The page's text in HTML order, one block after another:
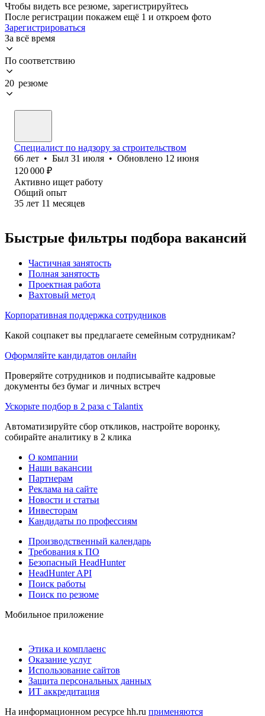
Чтобы видеть все резюме, зарегистрируйтесь
После регистрации покажем ещё 1 и откроем фото
Зарегистрироваться
За всё время
По соответствию
20 резюме
Специалист по надзору за строительством
66 лет • Был 31 июля • Обновлено 12 июня
120 000 ₽
Активно ищет работу
Общий опыт
35 лет 11 месяцев
Быстрые фильтры подбора вакансий
Частичная занятость
Полная занятость
Проектная работа
Вахтовый метод
Корпоративная поддержка сотрудников
Какой соцпакет вы предлагаете семейным сотрудникам?
Оформляйте кандидатов онлайн
Проверяйте сотрудников и подписывайте кадровые
документы без бумаг и личных встреч
Ускорьте подбор в 2 раза с Talantix
Автоматизируйте сбор откликов, настройте воронку,
собирайте аналитику в 2 клика
О компании
Наши вакансии
Партнерам
Реклама на сайте
Новости и статьи
Инвесторам
Кандидаты по профессиям
Производственный календарь
Требования к ПО
Безопасный HeadHunter
HeadHunter API
Поиск работы
Поиск по резюме
Мобильное приложение
Этика и комплаенс
Оказание услуг
Использование сайтов
Защита персональных данных
ИТ аккредитация
На информационном ресурсе hh.ru применяются